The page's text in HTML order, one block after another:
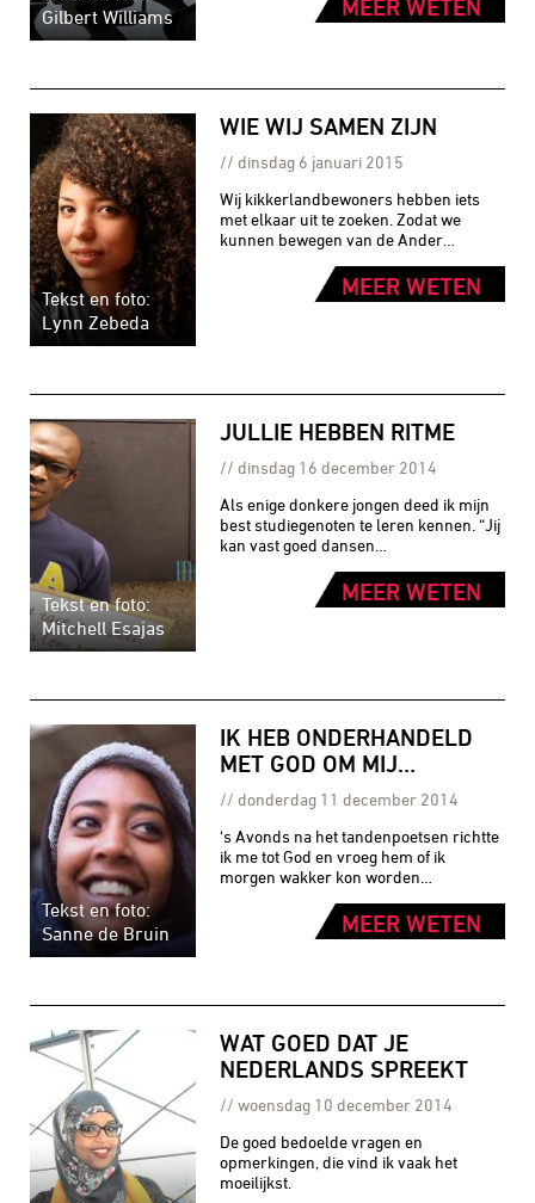
Gilbert Williams
MEER WETEN
Tekst en foto:
Lynn Zebeda
WIE WIJ SAMEN ZIJN
dinsdag 6 januari 2015
Wij kikkerlandbewoners hebben iets
met elkaar uit te zoeken. Zodat we
kunnen bewegen van de Ander…
MEER WETEN
Tekst en foto:
Mitchell Esajas
JULLIE HEBBEN RITME
dinsdag 16 december 2014
Als enige donkere jongen deed ik mijn
best studiegenoten te leren kennen. “Jij
kan vast goed dansen…
MEER WETEN
Tekst en foto:
Sanne de Bruin
IK HEB ONDERHANDELD
MET GOD OM MIJ…
donderdag 11 december 2014
‘s Avonds na het tandenpoetsen richtte
ik me tot God en vroeg hem of ik
morgen wakker kon worden…
MEER WETEN
WAT GOED DAT JE
NEDERLANDS SPREEKT
woensdag 10 december 2014
De goed bedoelde vragen en
opmerkingen, die vind ik vaak het
moeilijkst.